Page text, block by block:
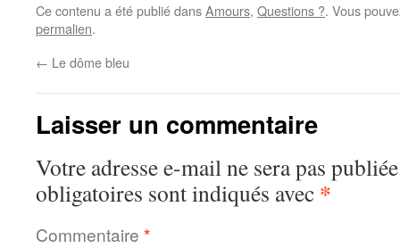
Ce contenu a été publié dansAmours, Questions ?. Vous
permalien.
← Le dôme bleu
Laisser un commentaire
Votre adresse e-mail ne sera pas
obligatoires sont indiqués avec *
Commentaire *